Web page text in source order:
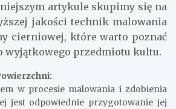
artykule skupimy się na
jakości technik malowania
cierniowej, które warto poznać
wyjątkowego przedmiotu kultu.
w procesie malowania i zdobienia
jest odpowiednie przygotowanie jej